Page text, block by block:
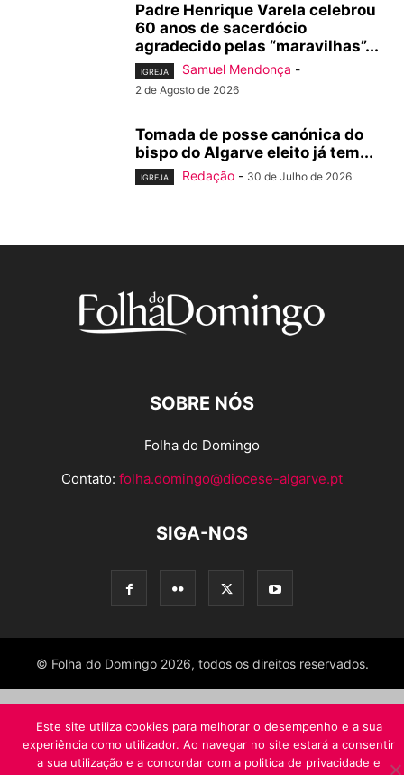
Padre Henrique Varela celebrou
60 anos de sacerdócio
agradecido pelas “maravilhas”...
IGREJA Samuel Mendonça -
2 de Agosto de 2026
Tomada de posse canónica do
bispo do Algarve eleito já tem...
IGREJA Redação - 30 de Julho de 2026
SOBRE NÓS
Folha do Domingo
Contato: folha.domingo@diocese-algarve.pt
SIGA-NOS
© Folha do Domingo 2026, todos os direitos reservados.
Este site utiliza cookies para melhorar o desempenho e a sua
experiência como utilizador. Ao navegar no site estará a consentir
a sua utilização e a concordar com a politica de privacidade e